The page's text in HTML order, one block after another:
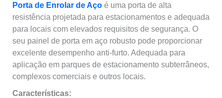
Porta de Enrolar de Aço é uma porta de alta
resistência projetada para estacionamentos e adequada
para locais com elevados requisitos de segurança. O
seu painel de porta em aço robusto pode proporcionar
excelente desempenho anti‑furto. Adequada para
aplicação em parques de estacionamento subterrâneos,
complexos comerciais e outros locais.
Características: